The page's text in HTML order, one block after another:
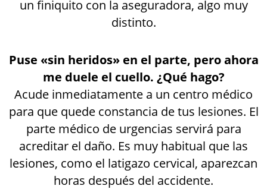
un finiquito con la aseguradora, algo muy
distinto.
Puse «sin heridos» en el parte, pero ahora
me duele el cuello. ¿Qué hago?
Acude inmediatamente a un centro médico
para que quede constancia de tus lesiones. El
parte médico de urgencias servirá para
acreditar el daño. Es muy habitual que las
lesiones, como el latigazo cervical, aparezcan
horas después del accidente.